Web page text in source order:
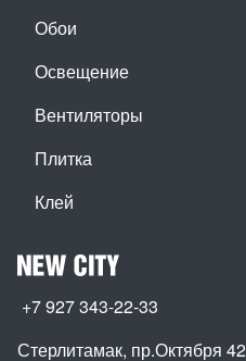
Обои
Освещение
Вентиляторы
Плитка
Клей
+7 927 343-22-33
Стерлитамак, пр.Октября 42